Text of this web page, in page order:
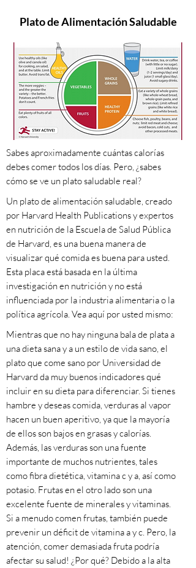
Plato de Alimentación Saludable
Sabes aproximadamente cuántas calorías
debes comer todos los días. Pero, ¿sabes
cómo se ve un plato saludable real?​
Un plato de alimentación saludable, creado
por Harvard Health Publications y expertos
en nutrición de la Escuela de Salud Pública
de Harvard, es una buena manera de
visualizar qué comida es buena para usted.
Esta placa está basada en la última
investigación en nutrición y no está
influenciada por la industria alimentaria o la
política agrícola. Vea aquí por usted mismo:
Mientras que no hay ninguna bala de plata a
una dieta sana y a un estilo de vida sano, el
plato que come sano por Universidad de
Harvard da muy buenos indicadores qué
incluir en su dieta para diferenciar. Si tienes
hambre y deseas comida, verduras al vapor
hacen un buen aperitivo, ya que la mayoría
de ellos son bajos en grasas y calorías.
Además, las verduras son una fuente
importante de muchos nutrientes, tales
como fibra dietética, vitamina c y a, así como
potasio. Frutas en el otro lado son una
excelente fuente de minerales y vitaminas.
Si a menudo comen frutas, también puede
prevenir un déficit de vitamina a y c. Pero, la
atención, comer demasiada fruta podría
afectar su salud! ¿Por qué? Debido a la alta